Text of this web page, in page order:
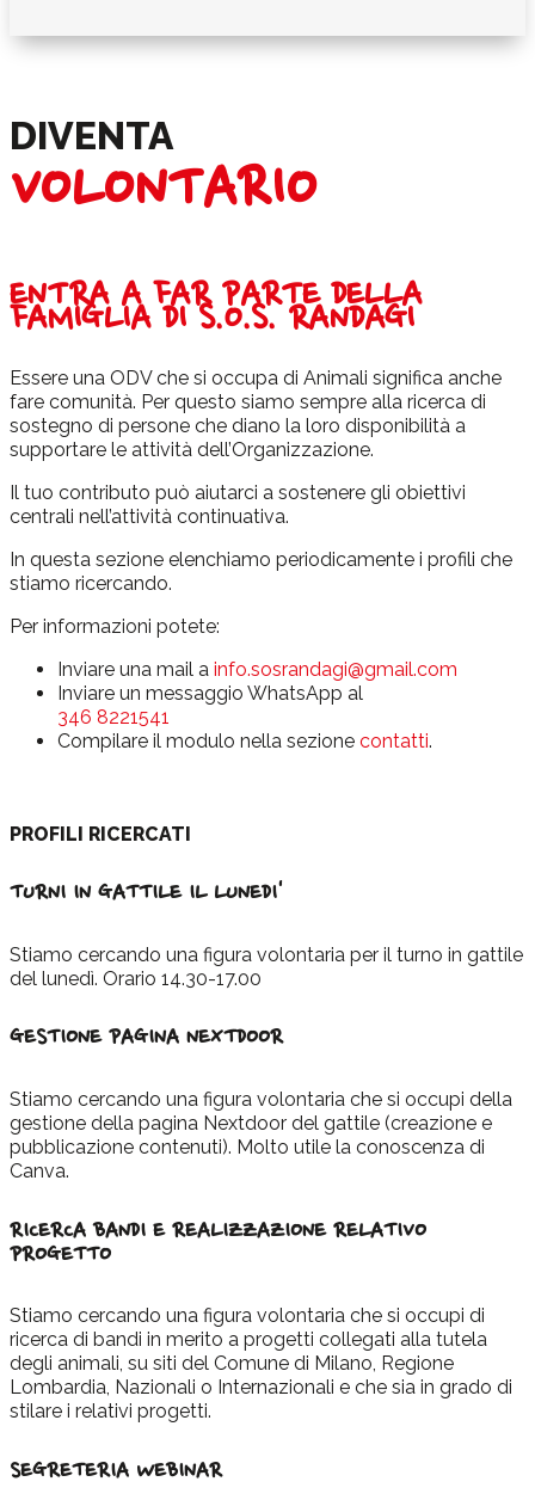
DIVENTA
VOLONTARIO
ENTRA A FAR PARTE DELLA
FAMIGLIA DI S.O.S. RANDAGI
Essere una ODV che si occupa di Animali significa anche
fare comunità. Per questo siamo sempre alla ricerca di
sostegno di persone che diano la loro disponibilità a
supportare le attività dell’Organizzazione.
Il tuo contributo può aiutarci a sostenere gli obiettivi
centrali nell’attività continuativa.
In questa sezione elenchiamo periodicamente i profili che
stiamo ricercando.
Per informazioni potete:
Inviare una mail a info.sosrandagi@gmail.com
Inviare un messaggio WhatsApp al
346 8221541
Compilare il modulo nella sezione contatti.
PROFILI RICERCATI
TURNI IN GATTILE IL LUNEDI'
Stiamo cercando una figura volontaria per il turno in gattile
del lunedì. Orario 14.30-17.00
GESTIONE PAGINA NEXTDOOR
Stiamo cercando una figura volontaria che si occupi della
gestione della pagina Nextdoor del gattile (creazione e
pubblicazione contenuti). Molto utile la conoscenza di
Canva.
RICERCA BANDI E REALIZZAZIONE RELATIVO
PROGETTO
Stiamo cercando una figura volontaria che si occupi di
ricerca di bandi in merito a progetti collegati alla tutela
degli animali, su siti del Comune di Milano, Regione
Lombardia, Nazionali o Internazionali e che sia in grado di
stilare i relativi progetti.
SEGRETERIA WEBINAR